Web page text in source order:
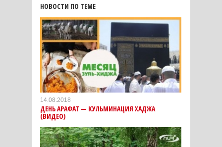
НОВОСТИ ПО ТЕМЕ
14.08.2018
ДЕНЬ АРАФАТ — КУЛЬМИНАЦИЯ ХАДЖА
(ВИДЕО)